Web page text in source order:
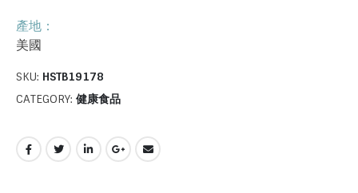
產地：
美國
SKU: HSTB19178
CATEGORY: 健康食品